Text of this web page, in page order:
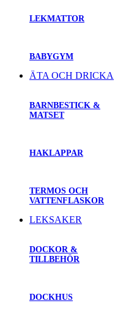
LEKMATTOR
BABYGYM
ÄTA OCH DRICKA
BARNBESTICK &
MATSET
HAKLAPPAR
TERMOS OCH
VATTENFLASKOR
LEKSAKER
DOCKOR &
TILLBEHÖR
DOCKHUS